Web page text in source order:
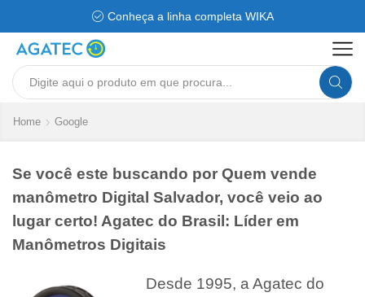
Conheça a linha completa WIKA
Search
Home Google
Se você este buscando por Quem vende
manômetro Digital Salvador, você veio ao
lugar certo! Agatec do Brasil: Líder em
Manômetros Digitais
Desde 1995, a Agatec do